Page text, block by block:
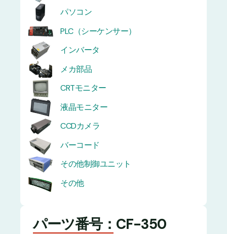
パソコン
PLC（シーケンサー）
インバータ
メカ部品
CRTモニター
液晶モニター
CCDカメラ
バーコード
その他制御ユニット
その他
パーツ番号：CF-350